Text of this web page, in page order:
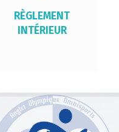
RÈGLEMENT
INTÉRIEUR